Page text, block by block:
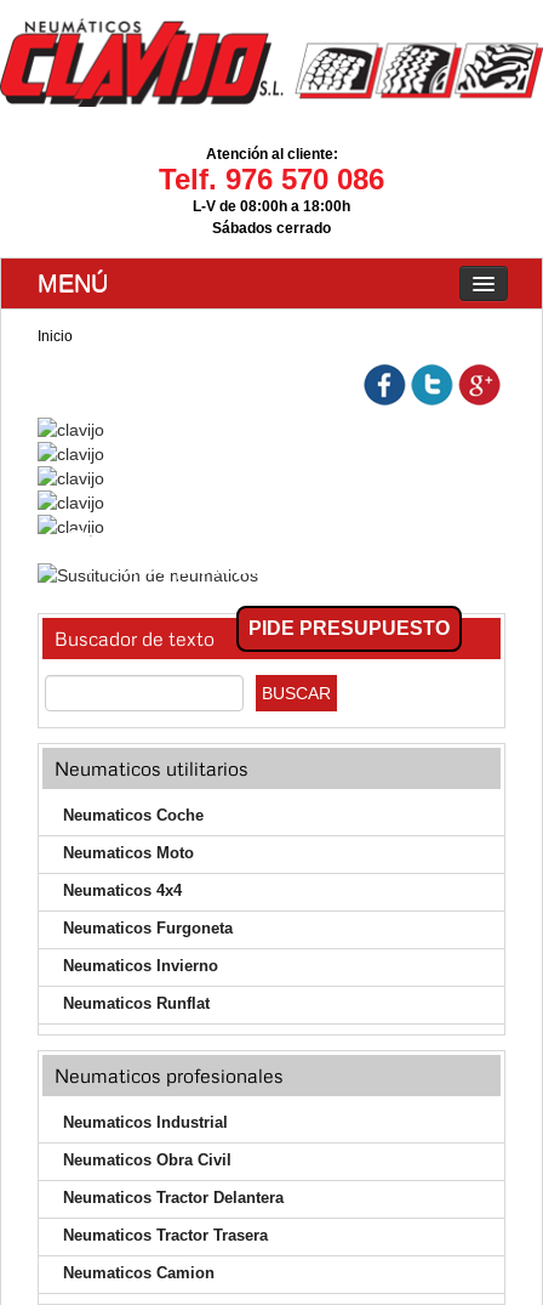
Atención al cliente:
Telf. 976 570 086
L-V de 08:00h a 18:00h
Sábados cerrado
MENÚ
Inicio
Tu seguridad empieza por tus ruedas.
Pídenos presupuesto ¡rápido y fácil!
PIDE PRESUPUESTO
Buscador de texto
Neumaticos utilitarios
Neumaticos Coche
Neumaticos Moto
Neumaticos 4x4
Neumaticos Furgoneta
Neumaticos Invierno
Neumaticos Runflat
Neumaticos profesionales
Neumaticos Industrial
Neumaticos Obra Civil
Neumaticos Tractor Delantera
Neumaticos Tractor Trasera
Neumaticos Camion